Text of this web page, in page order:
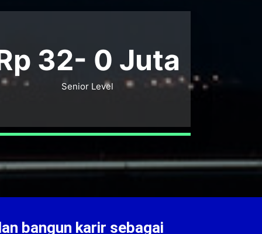
32- 0 Juta
Senior Level
bangun karir sebagai